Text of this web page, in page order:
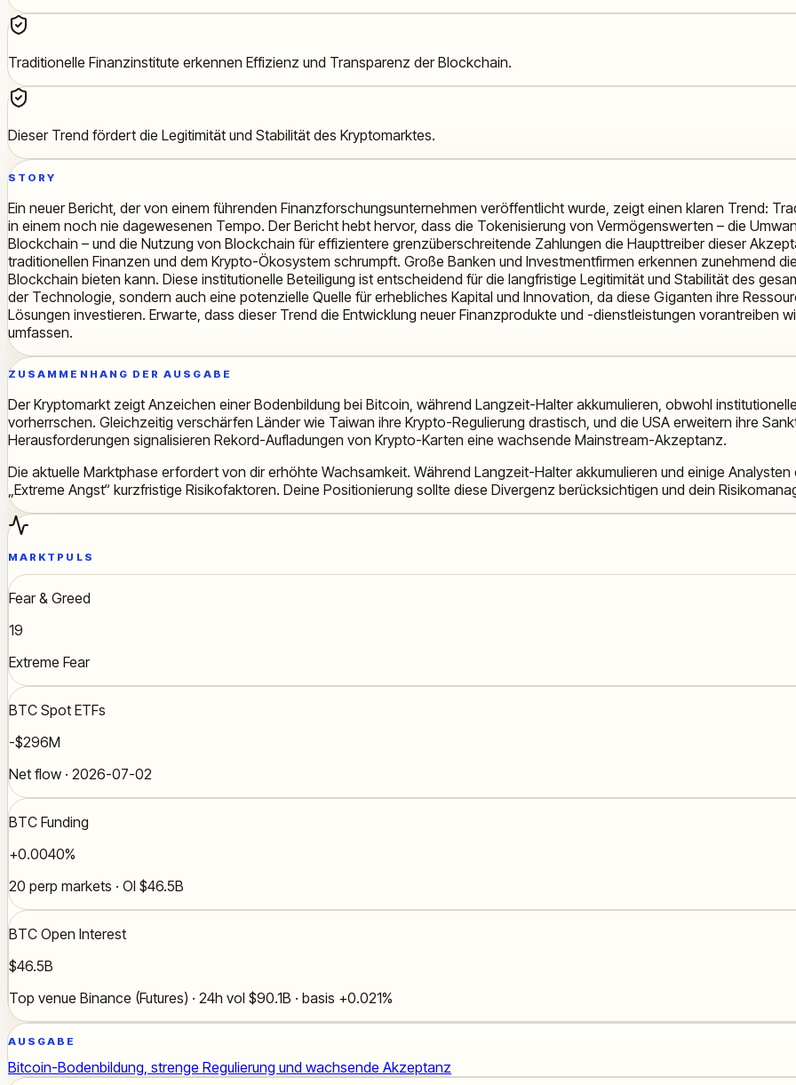
Traditionelle Finanzinstitute erkennen Effizienz und Transparenz der Blockchain.
Dieser Trend fördert die Legitimität und Stabilität des Kryptomarktes.
STORY
Ein neuer Bericht, der von einem führenden Finanzforschungsunternehmen veröffentlicht wurde, zeigt einen klaren Trend:
in einem noch nie dagewesenen Tempo. Der Bericht hebt hervor, dass die Tokenisierung von Vermögenswerten – die
Blockchain – und die Nutzung von Blockchain für effizientere grenzüberschreitende Zahlungen die Haupttreiber dieser
traditionellen Finanzen und dem Krypto-Ökosystem schrumpft. Große Banken und Investmentfirmen erkennen zunehmend
Blockchain bieten kann. Diese institutionelle Beteiligung ist entscheidend für die langfristige Legitimität und Stabilität des
der Technologie, sondern auch eine potenzielle Quelle für erhebliches Kapital und Innovation, da diese Giganten ihre
Lösungen investieren. Erwarte, dass dieser Trend die Entwicklung neuer Finanzprodukte und -dienstleistungen vorantreiben
umfassen.
ZUSAMMENHANG DER AUSGABE
Der Kryptomarkt zeigt Anzeichen einer Bodenbildung bei Bitcoin, während Langzeit-Halter akkumulieren, obwohl
vorherrschen. Gleichzeitig verschärfen Länder wie Taiwan ihre Krypto-Regulierung drastisch, und die USA erweitern ihre
Herausforderungen signalisieren Rekord-Aufladungen von Krypto-Karten eine wachsende Mainstream-Akzeptanz.
Die aktuelle Marktphase erfordert von dir erhöhte Wachsamkeit. Während Langzeit-Halter akkumulieren und einige
„Extreme Angst“ kurzfristige Risikofaktoren. Deine Positionierung sollte diese Divergenz berücksichtigen und dein
MARKTPULS
Fear & Greed
19
Extreme Fear
BTC Spot ETFs
-$296M
Net flow · 2026-07-02
BTC Funding
+0.0040%
20 perp markets · OI $46.5B
BTC Open Interest
$46.5B
Top venue Binance (Futures) · 24h vol $90.1B · basis +0.021%
AUSGABE
Bitcoin-Bodenbildung, strenge Regulierung und wachsende Akzeptanz